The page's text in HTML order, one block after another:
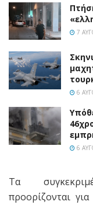
7
6
6
Τα
προορίζονται